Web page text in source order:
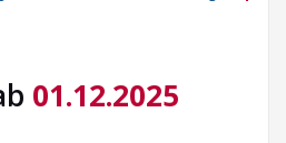
01.12.2025